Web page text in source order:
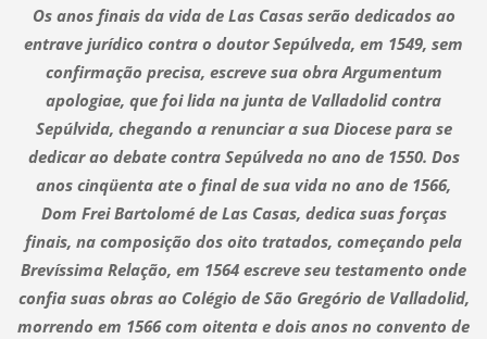
Os anos finais da vida de Las Casas serão dedicados ao
entrave jurídico contra o doutor Sepúlveda, em 1549, sem
confirmação precisa, escreve sua obra Argumentum
apologiae, que foi lida na junta de Valladolid contra
Sepúlvida, chegando a renunciar a sua Diocese para se
dedicar ao debate contra Sepúlveda no ano de 1550. Dos
anos cinqüenta ate o final de sua vida no ano de 1566,
Dom Frei Bartolomé de Las Casas, dedica suas forças
finais, na composição dos oito tratados, começando pela
Brevíssima Relação, em 1564 escreve seu testamento onde
confia suas obras ao Colégio de São Gregório de Valladolid,
morrendo em 1566 com oitenta e dois anos no convento de